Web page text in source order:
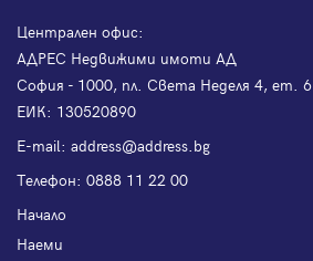
Централен офис:
АДРЕС Недвижими имоти АД
София - 1000, пл. Света Неделя 4, ет. 6
ЕИК: 130520890
Е-mail: address@address.bg
Телефон: 0888 11 22 00
Начало
Наеми